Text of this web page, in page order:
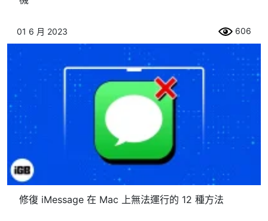
01 6 月 2023 606
修復 iMessage 在 Mac 上無法運行的 12 種方法